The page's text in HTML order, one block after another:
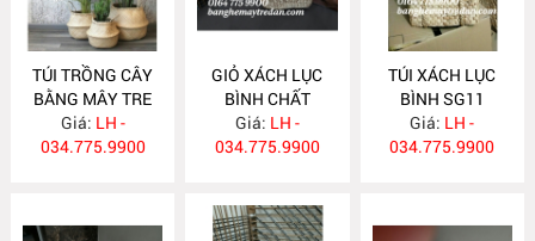
TÚI TRỒNG CÂY
BẰNG MÂY TRE
ĐAN SG13
Giá: LH -
034.775.9900
GIỎ XÁCH LỤC
BÌNH CHẤT
LƯỢNG CAO SG12
Giá: LH -
034.775.9900
TÚI XÁCH LỤC
BÌNH SG11
Giá: LH -
034.775.9900